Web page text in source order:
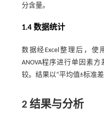
分含量。
1.4 数据统计
数据经Excel整理后，使
ANOVA程序进行单因素方
较。结果以“平均值±标准差
2 结果与分析